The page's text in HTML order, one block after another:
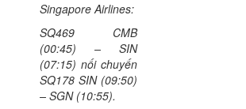
Singapore Airlines:
SQ469 CMB
(00:45) – SIN
(07:15) nối chuyến
SQ178 SIN (09:50)
– SGN (10:55).